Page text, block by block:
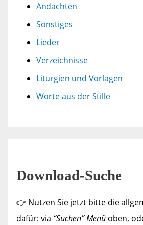
Andachten
Sonstiges
Lieder
Verzeichnisse
Liturgien und Vorlagen
Worte aus der Stille
Download-Suche
👉 Nutzen Sie jetzt bitte die
dafür: via “Suchen” Menüoben,